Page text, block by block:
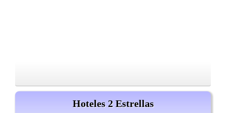
Hoteles 2 Estrellas